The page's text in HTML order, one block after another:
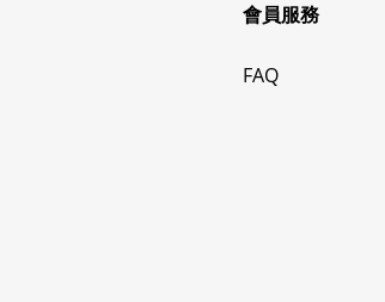
會員服務
FAQ